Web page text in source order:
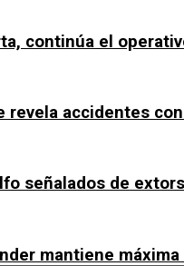
continúa el
revela accidentes
señalados de
mantiene